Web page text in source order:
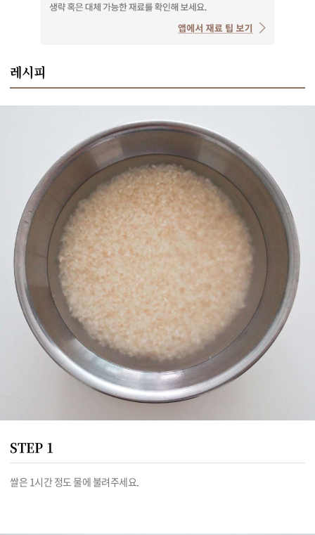
레시피
STEP 1
쌀은 1시간 정도 물에 불려주세요.